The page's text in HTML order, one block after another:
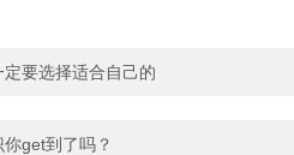
要选择适合自己的
get到了吗？